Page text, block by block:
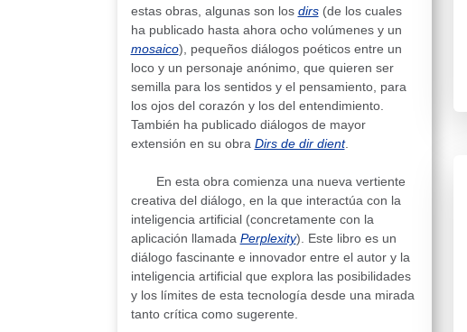
estas obras, algunas son los dirs(de los cuales
ha publicado hasta ahora ocho volúmenes y un
mosaico), pequeños diálogos poéticos entre un
loco y un personaje anónimo, que quieren ser
semilla para los sentidos y el pensamiento, para
los ojos del corazón y los del entendimiento.
También ha publicado diálogos de mayor
extensión en su obra Dirs de dir dient.
En esta obra comienza una nueva vertiente
creativa del diálogo, en la que interactúa con la
inteligencia artificial (concretamente con la
aplicación llamada Perplexity). Este libro es un
diálogo fascinante e innovador entre el autor y la
inteligencia artificial que explora las posibilidades
y los límites de esta tecnología desde una mirada
tanto crítica como sugerente.